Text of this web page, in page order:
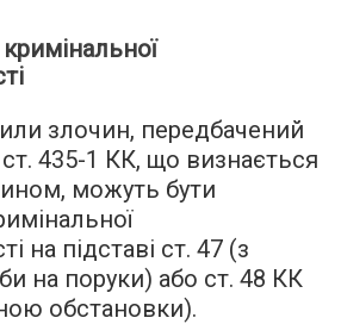
злочин, передбачений
435-1 КК, що визнається
можуть бути
на підставі ст. 47 (з
на поруки) або ст. 48 КК
обстановки).